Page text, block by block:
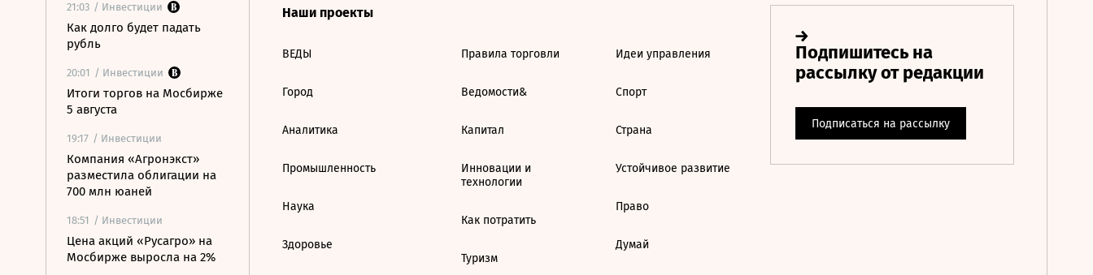
21:03 / Инвестиции
Как долго будет падать
рубль
20:01 / Инвестиции
Итоги торгов на Мосбирже
5 августа
19:17 / Инвестиции
Компания «Агронэкст»
разместила облигации на
700 млн юаней
18:51 / Инвестиции
Цена акций «Русагро» на
Мосбирже выросла на 2%
Наши проекты
ВЕДЫ
Город
Аналитика
Промышленность
Наука
Здоровье
Правила торговли
Ведомости&
Капитал
Инновации и
технологии
Как потратить
Туризм
Идеи управления
Спорт
Страна
Устойчивое развитие
Право
Думай